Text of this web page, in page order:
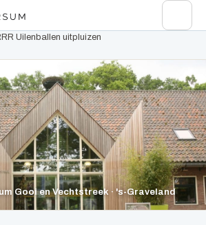
Uilenballen uitpluizen
Gooi en Vechtstreek · 's-Graveland